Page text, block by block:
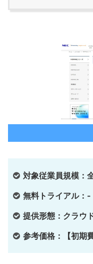
対象従業員規模：
無料トライアル：-
提供形態：クラウ
参考価格：【初期